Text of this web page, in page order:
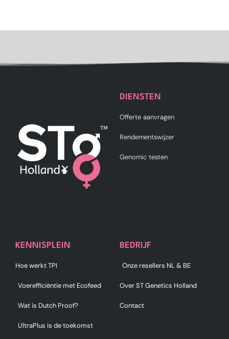
DIENSTEN
Offerte aanvragen
Rendementswijzer
Genomic testen
KENNISPLEIN
Hoe werkt TPI
Voerefficiëntie met Ecofeed
Wat is Dutch Proof?
UltraPlus is de toekomst
BEDRIJF
Onze resellers NL & BE
Over ST Genetics Holland
Contact